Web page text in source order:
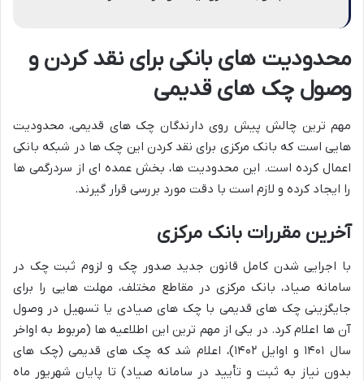
محدودیت های بانکی برای نقد کردن و
وصول چک های قدیمی
مهم ترین چالش پیش روی دارندگان چک های قدیمی، محدودیت
هایی است که بانک مرکزی برای نقد کردن این چک ها در شبکه بانکی
اعمال کرده است. این محدودیت ها، بخش عمده ای از سردرگمی ها
را ایجاد کرده و لازم است با دقت مورد بررسی قرار گیرند.
آخرین مقررات بانک مرکزی
با اجرایی شدن کامل قانون جدید صدور چک و لزوم ثبت چک در
سامانه صیاد، بانک مرکزی در مقاطع مختلف، مهلت هایی را برای
جایگزینی چک های قدیمی با چک های صیادی یا تسهیل در وصول
آن ها اعلام کرد. در یکی از مهم ترین این اطلاعیه ها (مربوط به اواخر
سال ۱۴۰۱ و اوایل ۱۴۰۲)، اعلام شد که چک های قدیمی (چک های
بدون نیاز به ثبت و تأیید در سامانه صیاد) تا پایان شهریور ماه